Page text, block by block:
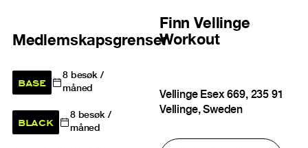
Medlemskapsgrenser
BASE 8besøk /
måned
BLACK 8besøk /
måned
Finn Vellinge
Workout
Vellinge Esex 669, 235 91
Vellinge, Sweden